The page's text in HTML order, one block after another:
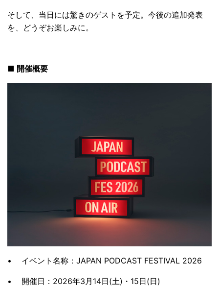
そして、当日には驚きのゲストを予定。今後の追加発表
を、どうぞお楽しみに。
■ 開催概要
• イベント名称：JAPAN PODCAST FESTIVAL 2026
• 開催日：2026年3月14日(土)・15日(日)